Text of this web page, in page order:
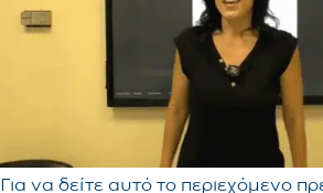
Για να δείτε αυτό το περιεχόμενο